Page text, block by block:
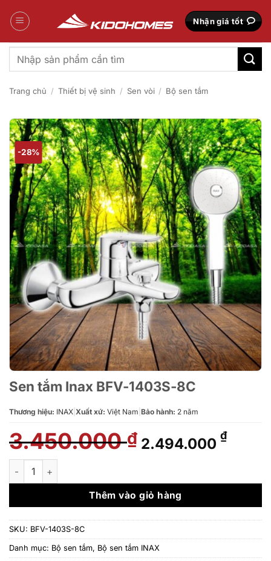
qua
Nhận giá tốt
Tìm
kiếm:
Trang chủ / Thiết bị vệ sinh / Sen vòi / Bộ sen tắm
-28%
Sen tắm Inax BFV-1403S-8C
Thương hiệu: INAX Xuất xứ: Việt Nam Bảo hành: 2 năm
3.450.000₫ Giá
gốc
3.450.000 ₫.
2.494.000 ₫Giá
là:
Sen tắm Inax BFV-1403S-8C số lượng
Thêm vào giỏ hàng
SKU: BFV-1403S-8C
Danh mục: Bộ sen tắm, Bộ sen tắm INAX